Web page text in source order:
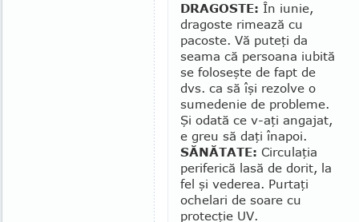
DRAGOSTE: În iunie,
dragoste rimează cu
pacoste. Vă puteţi da
seama că persoana iu­bită
se foloseşte de fapt de
dvs. ca să îşi rezolve o
sumedenie de pro­ble­me.
Şi odată ce v-aţi angajat,
e greu să daţi înapoi.
SĂNĂTATE: Circulaţia
perife­rică lasă de dorit, la
fel şi vederea. Purtaţi
ochelari de soare cu
protecţie UV.